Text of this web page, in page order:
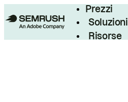
Prezzi
Soluzioni
Risorse